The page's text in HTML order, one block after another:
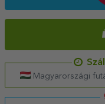
Magyarországi